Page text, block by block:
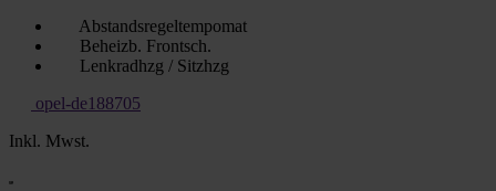
Abstandsregeltempomat
Beheizb. Frontsch.
Lenkradhzg / Sitzhzg
opel-de188705
Inkl. Mwst.